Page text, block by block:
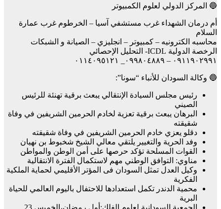
🔵 المركز الدولي لعلوم الكمبيوتر
أم درمان الشهداء غرب مستشفي آسيا – الخرطوم غرب عمارة
السلام
محاسبه الكترونيه – كمبيوتر – انجليزي – الصيانة و الشبكات
الرخصة الدولية ICDL- التحليل الإحصائي
٠٩١١٩٠٢٩٩١ – ٠٩٩٨٠٤٨٨٩_ ٠١١٤٠٩٥١٢١
🔵 وكالة السودان للأنباء “سونا”:
رئيس مجلس السيادة الإنتقالي يبعث برقية تهنئة للرئيس
الصيني
البرهان يبعث برقية تعزية لخادم الحرمين الشريفين في وفاة
شقيقته
دقلو يعزي خادم الحرمين الشريفين في وفاة شقيقته
وفد الحرية والتغيير يلتقي معالي الشيخ شخبوط بن نهيان
القوات المسلحة تؤكد حرصها على أمن الوطن والمواطن
مناوي: التوافق الوطني مهم لاستكمال الفترة الانتقالية
وكيل العدل تمثل السودان فى المؤتر الأقليمي لحماية الملكية
الفكرية
محمية الدندر تكمل استعدادها للاحتفال باليوم العالمي للحياة
البرية
الجمعية السودانية لعلوم الفلك:أول رمضان،الخميس 23